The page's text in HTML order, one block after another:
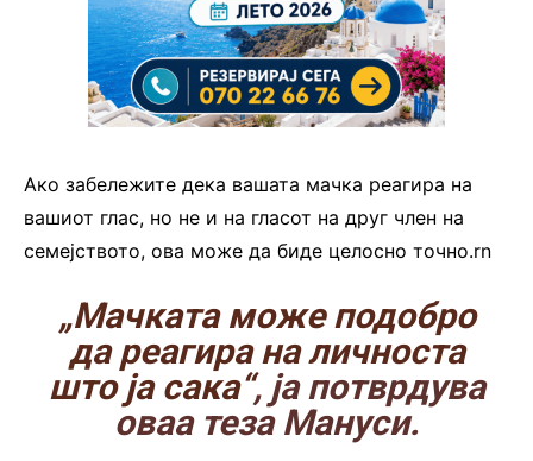
Ако забележите дека вашата мачка реагира на
вашиот глас, но не и на гласот на друг член на
семејството, ова може да биде целосно точно.rn
„Мачката може подобро
да реагира на личноста
што ја сака“, ја потврдува
оваа теза Мануси.